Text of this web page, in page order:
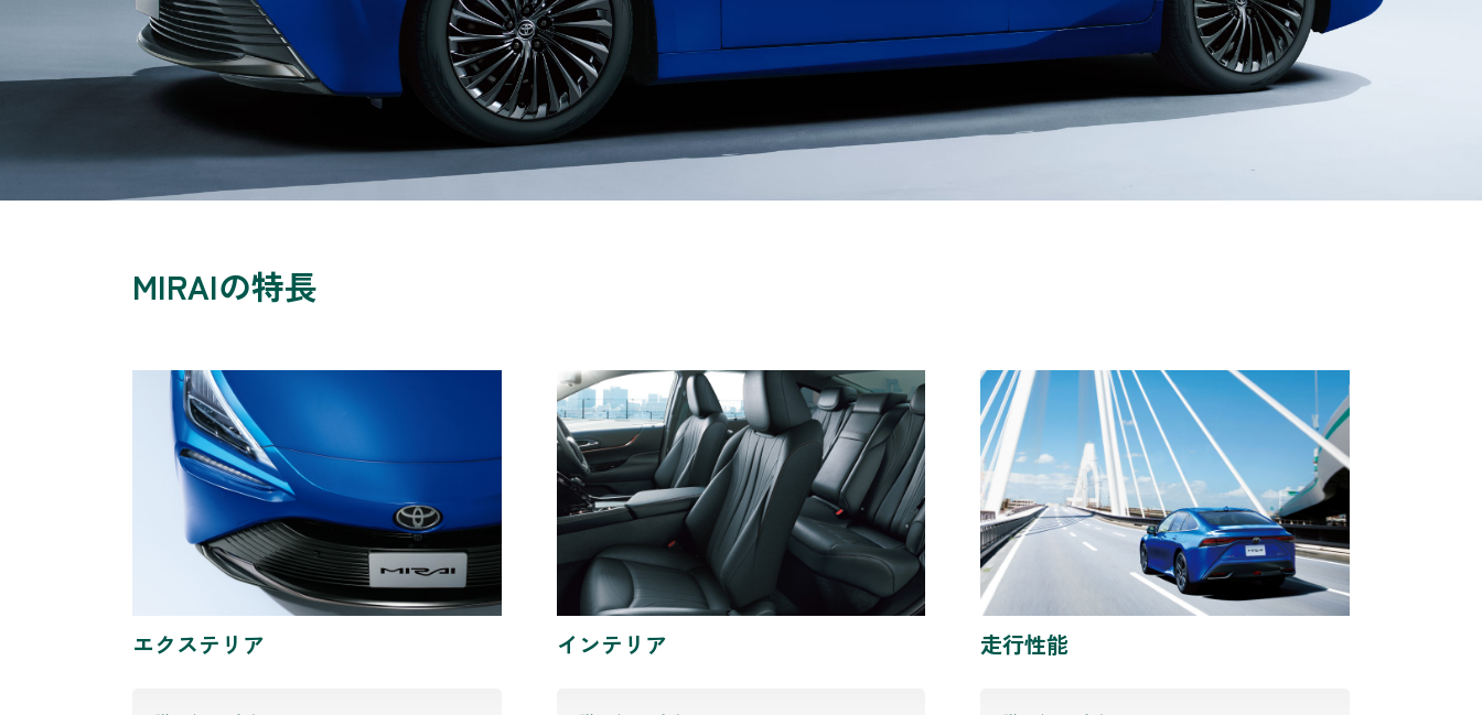
MIRAIの特長
エクステリア インテリア 走行性能